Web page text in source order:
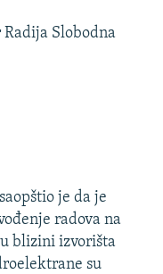
Slobodna
je da je
radova na
blizini izvorišta
su